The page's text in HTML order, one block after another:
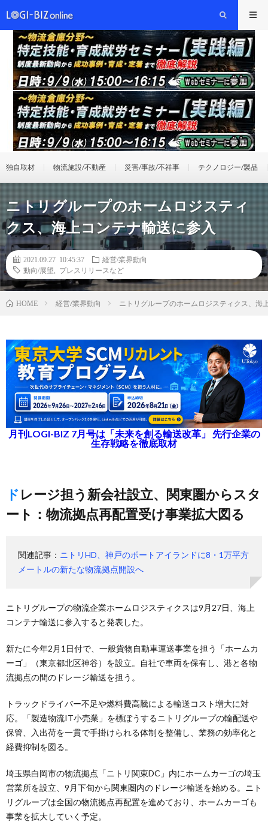
独自取材 物流施設/不動産 災害/事故/不祥事 テクノロジー/製品
ニトリグループのホームロジスティ
クス、海上コンテナ輸送に参入
2021.09.27 10:45:37
経営/業界動向
動向/展望
プレスリリースなど
HOME 経営/業界動向 ニトリグループのホームロジスティクス、海
月刊LOGI-BIZ 7月号は「未来を創る輸送改革」 先行企業の
生存戦略を徹底取材
ドレージ担う新会社設立、関東圏からスタ
ート：物流拠点再配置受け事業拡大図る
関連記事： ニトリHD、神戸のポートアイランドに8・1万平方
メートルの新たな物流拠点開設へ
ニトリグループの物流企業ホームロジスティクスは9月27日、海上
コンテナ輸送に参入すると発表した。
新たに今年2月1日付で、一般貨物自動車運送事業を担う「ホームカ
ーゴ」（東京都北区神谷）を設立。自社で車両を保有し、港と各物
流拠点の間のドレージ輸送を担う。
トラックドライバー不足や燃料費高騰による輸送コスト増大に対
応。「製造物流IT小売業」を標ぼうするニトリグループの輸配送や
保管、入出荷を一貫で手掛けられる体制を整備し、業務の効率化と
経費抑制を図る。
埼玉県白岡市の物流拠点「ニトリ関東DC」内にホームカーゴの埼玉
営業所を設立、9月下旬から関東圏内のドレージ輸送を始める。ニト
リグループは全国の物流拠点再配置を進めており、ホームカーゴも
事業を拡大していく予定。